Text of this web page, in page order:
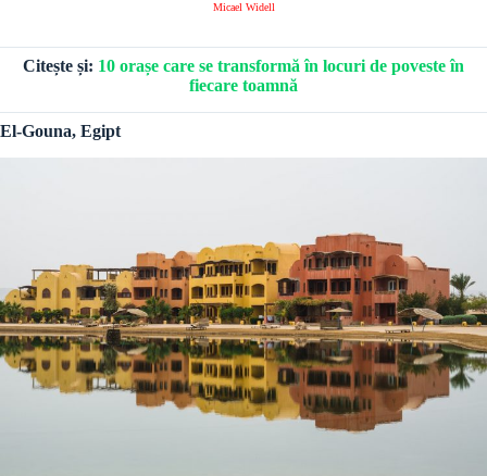
Micael Widell
Citește și: 10 orașe care se transformă în locuri de poveste în
fiecare toamnă
El-Gouna, Egipt